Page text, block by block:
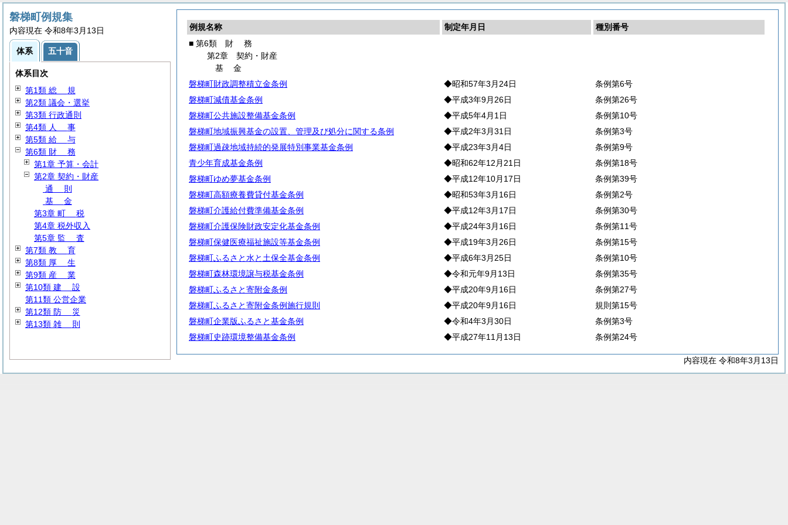
例規名称 制定年月日
種別番号
■ 第6類 財 務
第2章 契約・財産
基金
磐梯町財政調整積立金条例
◆昭和57年3月24日
条例第6号
磐梯町減債基金条例
◆平成3年9月26日
条例第26号
磐梯町公共施設整備基金条例
◆平成5年4月1日
条例第10号
磐梯町地域振興基金の設置、管理及び処分に関する条例
◆平成2年3月31日
条例第3号
磐梯町過疎地域持続的発展特別事業基金条例
◆平成23年3月4日
条例第9号
青少年育成基金条例
◆昭和62年12月21日
条例第18号
磐梯町ゆめ夢基金条例
◆平成12年10月17日
条例第39号
磐梯町高額療養費貸付基金条例
◆昭和53年3月16日
条例第2号
磐梯町介護給付費準備基金条例
◆平成12年3月17日
条例第30号
磐梯町介護保険財政安定化基金条例
◆平成24年3月16日
条例第11号
磐梯町保健医療福祉施設等基金条例
◆平成19年3月26日
条例第15号
磐梯町ふるさと水と土保全基金条例
◆平成6年3月25日
条例第10号
磐梯町森林環境譲与税基金条例
◆令和元年9月13日
条例第35号
磐梯町ふるさと寄附金条例
◆平成20年9月16日
条例第27号
磐梯町ふるさと寄附金条例施行規則
◆平成20年9月16日
規則第15号
磐梯町企業版ふるさと基金条例
◆令和4年3月30日
条例第3号
磐梯町史跡環境整備基金条例
◆平成27年11月13日 条例第24号
内容現在 令和8年3月13日
磐梯町例規集
内容現在 令和8年3月13日
体系 五十音
体系目次
第1類 総 規
第2類 議会・選挙
第3類 行政通則
第4類 人 事
第5類 給 与
第6類 財 務
第1章 予算・会計
第2章 契約・財産
通 則
基 金
第3章 町 税
第4章 税外収入
第5章 監 査
第7類 教 育
第8類 厚 生
第9類 産 業
第10類 建 設
第11類 公営企業
第12類 防 災
第13類 雑 則